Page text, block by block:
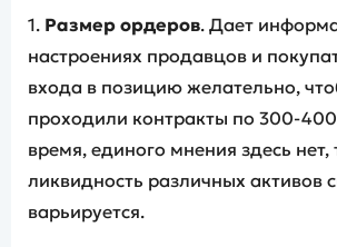
1. Размер ордеров. Дает
настроениях продавцов и
входа в позицию желательно,
проходили контракты по 300-
время, единого мнения здесь нет,
ликвидность различных активов
варьируется.